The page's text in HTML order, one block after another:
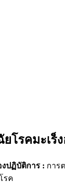
ยโรคมะเร็
ปฏิบัติการ : การ
รค